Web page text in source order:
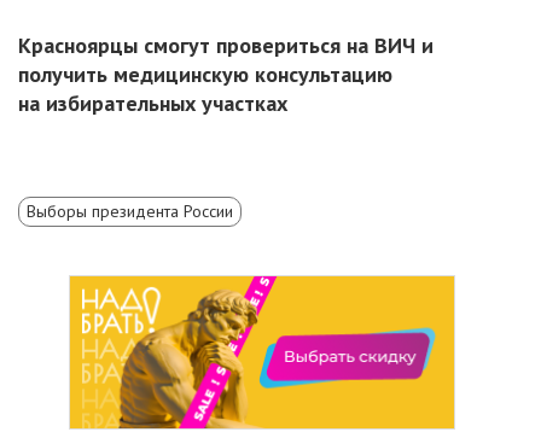
Красноярцы смогут провериться на ВИЧ и
получить медицинскую консультацию
на избирательных участках
Выборы президента России